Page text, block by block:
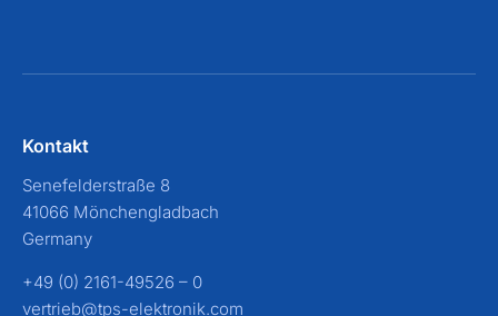
Kontakt
Senefelderstraße 8
41066 Mönchengladbach
Germany
+49 (0) 2161-49526 – 0
vertrieb@tps-elektronik.com